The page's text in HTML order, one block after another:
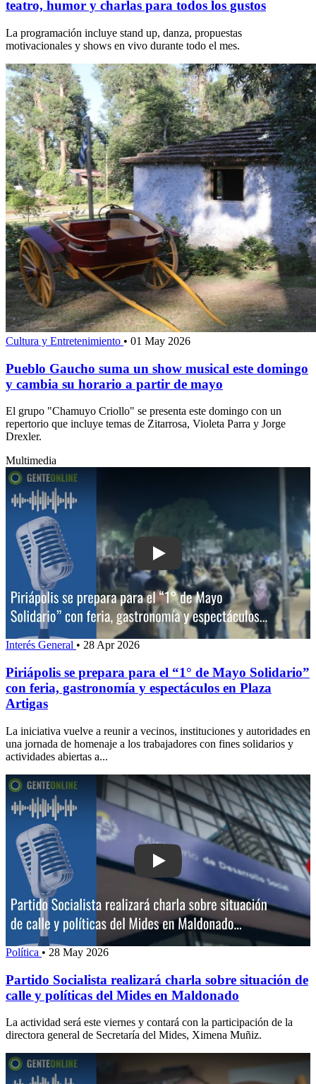
teatro, humor y charlas para todos los gustos
La programación incluye stand up, danza, propuestas
motivacionales y shows en vivo durante todo el mes.
Cultura y Entretenimiento • 01 May 2026
Pueblo Gaucho suma un show musical este domingo
y cambia su horario a partir de mayo
El grupo "Chamuyo Criollo" se presenta este domingo con un
repertorio que incluye temas de Zitarrosa, Violeta Parra y Jorge
Drexler.
Multimedia
Play: Piriápolis se prepara para el “1°
Interés General • 28 Apr 2026
Piriápolis se prepara para el “1° de Mayo Solidario”
con feria, gastronomía y espectáculos en Plaza
Artigas
La iniciativa vuelve a reunir a vecinos, instituciones y autoridades en
una jornada de homenaje a los trabajadores con fines solidarios y
actividades abiertas a...
Play: Partido Socialista realizará
Política • 28 May 2026
Partido Socialista realizará charla sobre situación de
calle y políticas del Mides en Maldonado
La actividad será este viernes y contará con la participación de la
directora general de Secretaría del Mides, Ximena Muñiz.